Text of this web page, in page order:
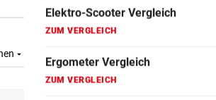
Hoverboard Vergleich
Kinderfahrrad Vergleich